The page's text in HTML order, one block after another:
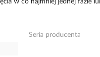
w co najmniej jednej fazie
Seria producenta